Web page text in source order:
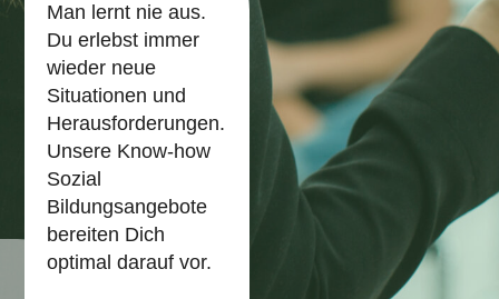
Man lernt nie aus.
Du erlebst immer
wieder neue
Situationen und
Herausforderungen.
Unsere Know-how
Sozial
Bildungsangebote
bereiten Dich
optimal darauf vor.